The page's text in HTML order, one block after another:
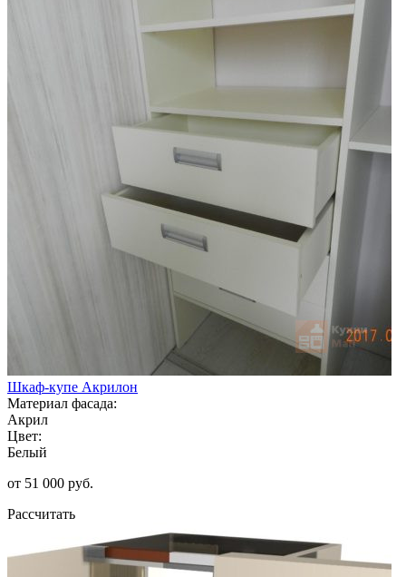
Шкаф-купе Акрилон
Материал фасада:
Акрил
Цвет:
Белый
от 51 000 руб.
Рассчитать